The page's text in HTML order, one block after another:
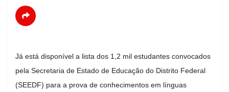
Já está disponível a lista dos 1,2 mil estudantes convocados
pela Secretaria de Estado de Educação do Distrito Federal
(SEEDF) para a prova de conhecimentos em línguas